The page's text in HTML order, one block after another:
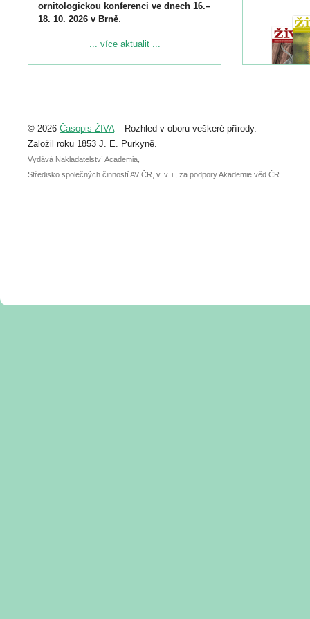
ornitologickou konferenci ve dnech 16.–
18. 10. 2026 v Brně.
Podrobnější informace ke konferenci
Registrovat se můžete do 6. září.
abstraktu přihlášené přednášky nebo
posteru je už 30. června.
... více aktualit ...
© 2026 Časopis ŽIVA– Rozhled v oboru veškeré přírody.
Založil roku 1853 J. E. Purkyně.
Vydává Nakladatelství Academia,
Středisko společných činností AV ČR, v. v. i., za podpory Akademie věd ČR.